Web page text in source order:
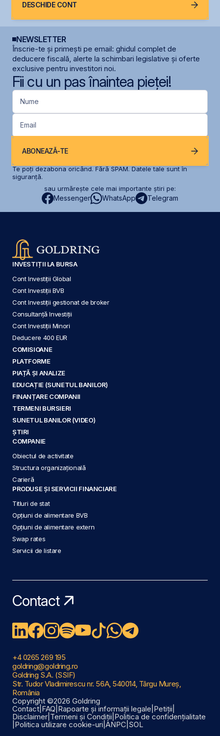
DESCHIDE CONT
NEWSLETTER
Înscrie-te și primești pe email: ghidul complet de
deducere fiscală, alerte la schimbari legislative și oferte
exclusive pentru investitori noi.
Fii cu un pas înaintea pieței!
Nume
Email
ABONEAZĂ-TE
Te poți dezabona oricând. Fără SPAM. Datele tale sunt în
siguranță.
sau urmărește cele mai importante știri pe:
Messenger WhatsApp Telegram
INVESTIȚII LA BURSA
Cont Investiții Global
Cont Investiții BVB
Cont Investiții gestionat de broker
Consultanță Investiții
Cont Investiții Minori
Deducere 400 EUR
COMISIOANE
PLATFORME
PIAȚĂ ȘI ANALIZE
EDUCAȚIE (SUNETUL BANILOR)
FINANȚARE COMPANII
TERMENI BURSIERI
SUNETUL BANILOR (VIDEO)
ȘTIRI
COMPANIE
Obiectul de activitate
Structura organizațională
Carieră
PRODUSE ȘI SERVICII FINANCIARE
Titluri de stat
Opțiuni de alimentare BVB
Opțiuni de alimentare extern
Swap rates
Servicii de listare
Contact
+4 0265 269 195
goldring@goldring.ro
Goldring S.A. (SSIF)
Str. Tudor Vladimirescu nr. 56A, 540014, Târgu Mureș,
România
Copyright ©2026 Goldring
Contact FAQ Rapoarte și informații legale Petiții
Disclaimer Termeni și Condiții Politica de confidențialitate
Politica utilizare cookie-uri ANPC SOL